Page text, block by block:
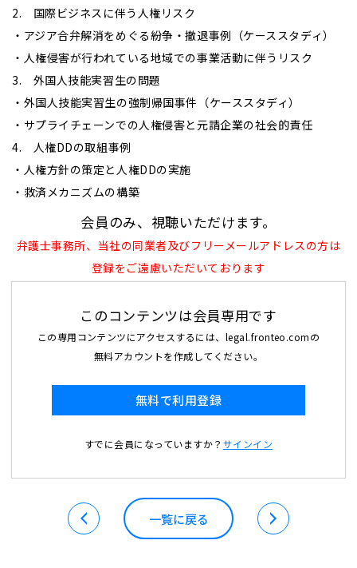
2. 国際ビジネスに伴う人権リスク
・アジア合弁解消をめぐる紛争・撤退事例（ケーススタディ）
・人権侵害が行われている地域での事業活動に伴うリスク
3. 外国人技能実習生の問題
・外国人技能実習生の強制帰国事件（ケーススタディ）
・サプライチェーンでの人権侵害と元請企業の社会的責任
4. 人権DDの取組事例
・人権方針の策定と人権DDの実施
・救済メカニズムの構築
会員のみ、視聴いただけます。
弁護士事務所、当社の同業者及びフリーメールアドレスの方は
登録をご遠慮いただいております
このコンテンツは会員専用です
この専用コンテンツにアクセスするには、legal.fronteo.comの
無料アカウントを作成してください。
無料で利用登録
すでに会員になっていますか？ サインイン
一覧に戻る